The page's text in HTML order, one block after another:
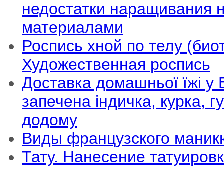
недостатки наращивания
материалами
Роспись хной по телу
Художественная роспись
Доставка домашньої їжі у
запечена індичка, курка,
додому
Виды французского
Тату. Нанесение